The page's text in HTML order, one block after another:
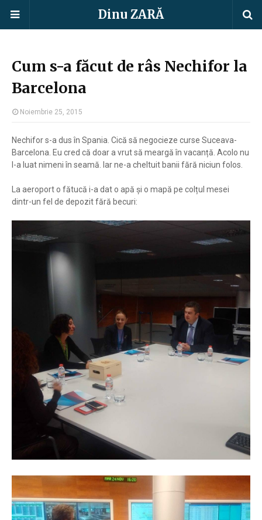
Dinu ZARĂ
Cum s-a făcut de râs Nechifor la
Barcelona
Noiembrie 25, 2015
Nechifor s-a dus în Spania. Cică să negocieze curse Suceava-
Barcelona. Eu cred că doar a vrut să meargă în vacanță. Acolo nu
l-a luat nimeni în seamă. Iar ne-a cheltuit banii fără niciun folos.
La aeroport o fătucă i-a dat o apă și o mapă pe colțul mesei
dintr-un fel de depozit fără becuri: